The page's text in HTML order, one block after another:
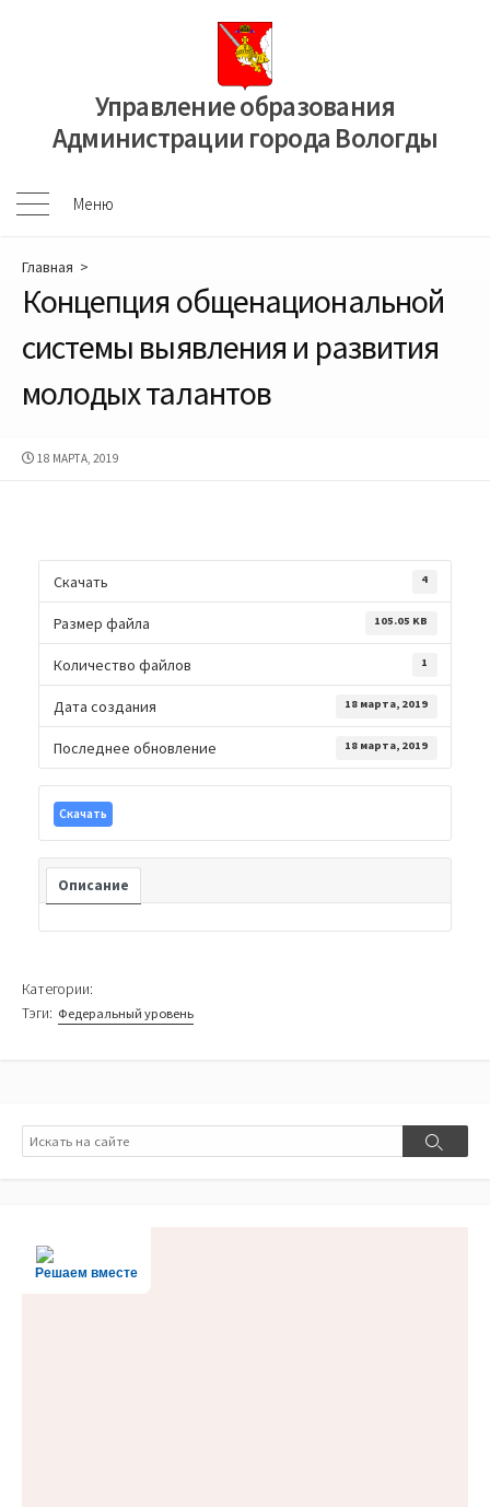
Управление образования
Администрации города Вологды
Меню
Меню
Главная >
Концепция общенациональной
системы выявления и развития
молодых талантов
ДАТА
18 МАРТА, 2019
Скачать 4
Размер файла 105.05 KB
Количество файлов 1
Дата создания 18 марта, 2019
Последнее обновление 18 марта, 2019
Скачать
Описание
Категории:
Тэги: Федеральный уровень
Поиск
Поиск
Решаем вместе